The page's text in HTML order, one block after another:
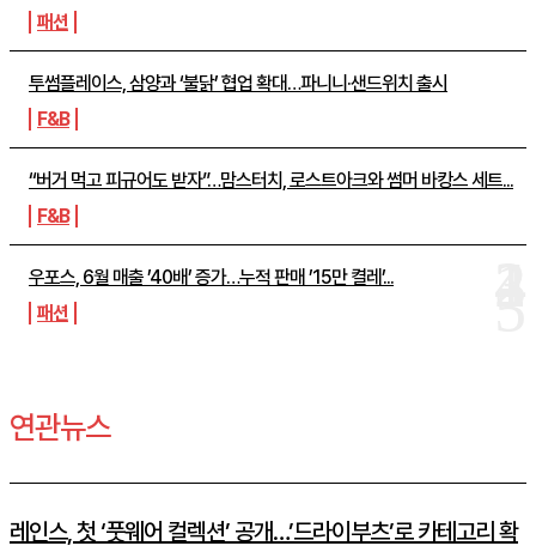
패션
투썸플레이스, 삼양과 ‘불닭’ 협업 확대…파니니·샌드위치 출시
F&B
“버거 먹고 피규어도 받자”…맘스터치, 로스트아크와 썸머 바캉스 세트...
F&B
우포스, 6월 매출 ’40배’ 증가…누적 판매 ’15만 켤레’...
패션
연관뉴스
레인스, 첫 ‘풋웨어 컬렉션’ 공개…’드라이부츠’로 카테고리 확